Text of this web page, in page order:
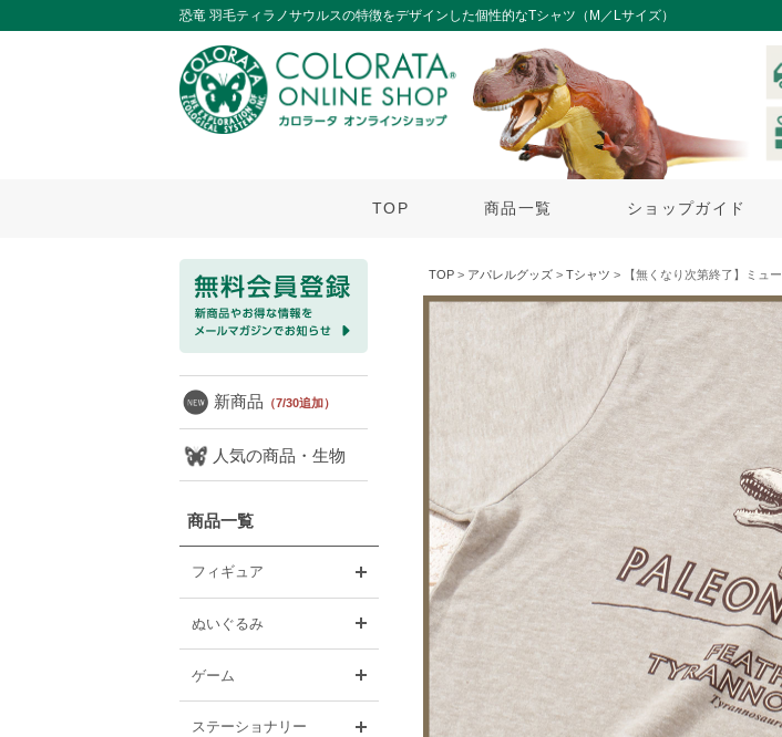
恐竜 羽毛ティラノサウルスの特徴をデザインした個性的なTシャツ（M／Lサイズ）
TOP 商品一覧 ショップガイド
新商品 （7/30追加）
人気の商品・生物
商品一覧
フィギュア
ぬいぐるみ
ゲーム
ステーショナリー
TOP > アパレルグッズ > Tシャツ > 【無くなり次第終了】ミュ